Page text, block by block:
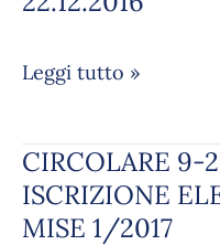
LAVORO
COMUNICAZIONE
TRANSNAZIONALE
–
ISTRUZIONI
Leggi tutto »
CIRCOLARE 9-
ISCRIZIONE
MISE 1/2017
CIRCOLARE
9-
2017